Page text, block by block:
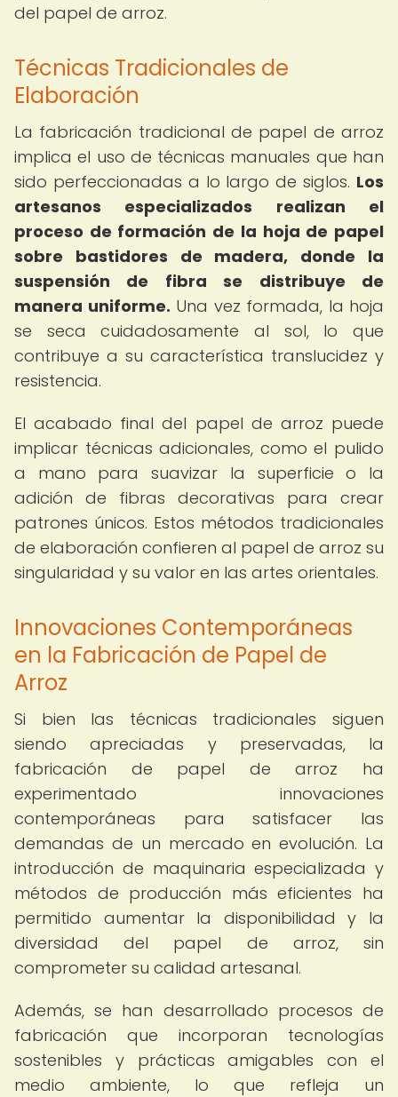
del papel de arroz.
Técnicas Tradicionales de
Elaboración
La fabricación tradicional de papel de arroz
implica el uso de técnicas manuales que han
sido perfeccionadas a lo largo de siglos. Los
artesanos especializados realizan el
proceso de formación de la hoja de papel
sobre bastidores de madera, donde la
suspensión de fibra se distribuye de
manera uniforme. Una vez formada, la hoja
se seca cuidadosamente al sol, lo que
contribuye a su característica translucidez y
resistencia.
El acabado final del papel de arroz puede
implicar técnicas adicionales, como el pulido
a mano para suavizar la superficie o la
adición de fibras decorativas para crear
patrones únicos. Estos métodos tradicionales
de elaboración confieren al papel de arroz su
singularidad y su valor en las artes orientales.
Innovaciones Contemporáneas
en la Fabricación de Papel de
Arroz
Si bien las técnicas tradicionales siguen
siendo apreciadas y preservadas, la
fabricación de papel de arroz ha
experimentado innovaciones
contemporáneas para satisfacer las
demandas de un mercado en evolución. La
introducción de maquinaria especializada y
métodos de producción más eficientes ha
permitido aumentar la disponibilidad y la
diversidad del papel de arroz, sin
comprometer su calidad artesanal.
Además, se han desarrollado procesos de
fabricación que incorporan tecnologías
sostenibles y prácticas amigables con el
medio ambiente, lo que refleja un